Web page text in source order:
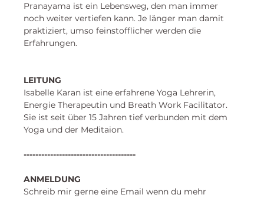
Pranayama ist ein Lebensweg, den man immer
noch weiter vertiefen kann. Je länger man damit
praktiziert, umso feinstofflicher werden die
Erfahrungen.
LEITUNG
Isabelle Karan ist eine erfahrene Yoga Lehrerin,
Energie Therapeutin und Breath Work Facilitator.
Sie ist seit über 15 Jahren tief verbunden mit dem
Yoga und der Meditaion.
--------------------------------------
ANMELDUNG
Schreib mir gerne eine Email wenn du mehr